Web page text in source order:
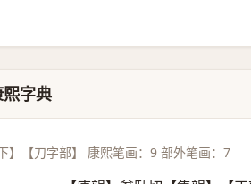
熙字典
下】【刀字部】 康熙笔画：9 部外笔画：7